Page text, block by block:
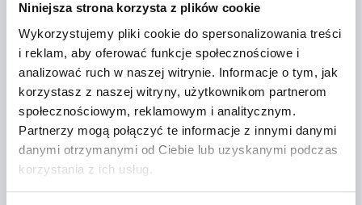
Niniejsza strona korzysta z plików cookie
Wykorzystujemy pliki cookie do spersonalizowania treści
i reklam, aby oferować funkcje społecznościowe i
analizować ruch w naszej witrynie. Informacje o tym, jak
korzystasz z naszej witryny, użytkownikom partnerom
społecznościowym, reklamowym i analitycznym.
Partnerzy mogą połączyć te informacje z innymi danymi
danymi otrzymanymi od Ciebie lub uzyskanymi podczas
korzystania z ich usług.
Lokalizacja:
Komorniki k/Wrocławia,
Lipowa 2
+
−